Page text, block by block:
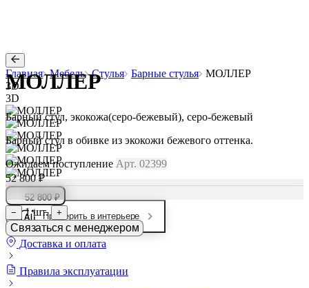
Главная Мебель Стулья Барные стулья МОЛЛЕР
3D
3D
Примерить в интерьере
МОЛЛЕР
Барный стул, экокожа(серо-бежевый), серо-бежевый
Барный стул в обивке из экокожи бежевого оттенка.
Ожидаем поступление Арт. 02399
52 800 ₽
52 800 ₽
−
1 шт. +
Связаться с менеджером
Доставка и оплата
Правила эксплуатации